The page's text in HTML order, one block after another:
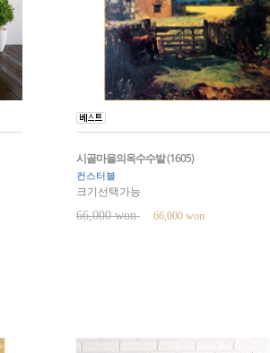
시골마을의옥수수밭 (1605)
컨스터블
크기선택가능
66,000 won 66,000 won